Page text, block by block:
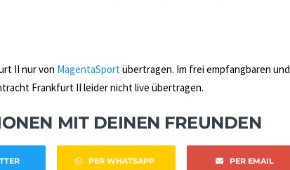
II nur von MagentaSportübertragen. Im frei empfangbaren und
Frankfurt II leider nicht live übertragen.
MIT DEINEN FREUNDEN
PER WHATSAPP PER EMAIL